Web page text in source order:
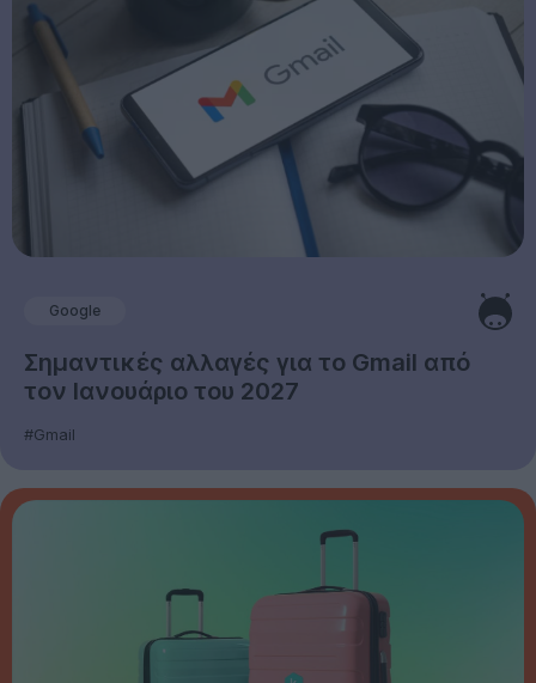
Google
Σημαντικές αλλαγές για το Gmail από
τον Ιανουάριο του 2027
#Gmail